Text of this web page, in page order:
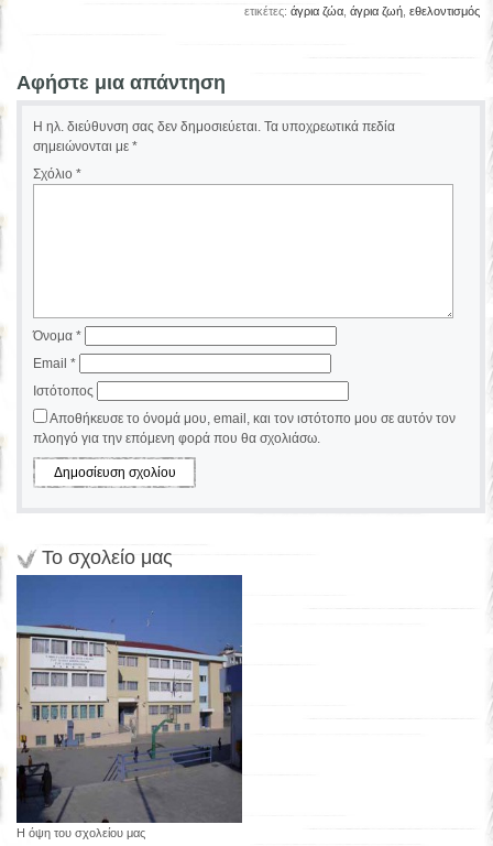
ετικέτες: άγρια ζώα, άγρια ζωή, εθελοντισμός
Αφήστε μια απάντηση
Η ηλ. διεύθυνση σας δεν δημοσιεύεται. Τα υποχρεωτικά πεδία
σημειώνονται με *
Σχόλιο *
Όνομα *
Email *
Ιστότοπος
Αποθήκευσε το όνομά μου, email, και τον ιστότοπο μου σε αυτόν τον
πλοηγό για την επόμενη φορά που θα σχολιάσω.
Το σχολείο μας
Η όψη του σχολείου μας